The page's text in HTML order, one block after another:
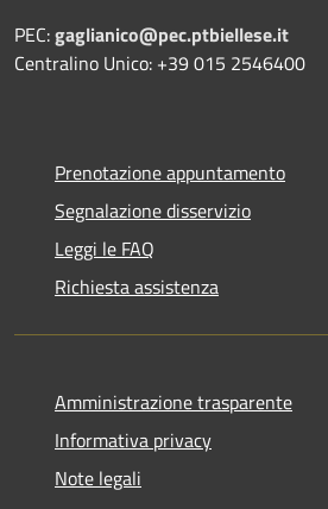
PEC:gaglianico@pec.ptbiellese.it
Centralino Unico: +39 015 2546400
Prenotazione appuntamento
Segnalazione disservizio
Leggi le FAQ
Richiesta assistenza
Amministrazione trasparente
Informativa privacy
Note legali